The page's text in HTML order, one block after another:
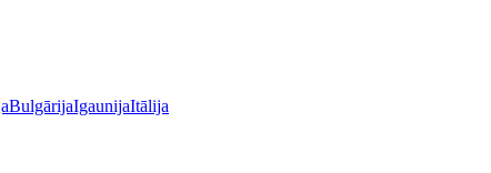
BulgārijaIgaunijaItālija